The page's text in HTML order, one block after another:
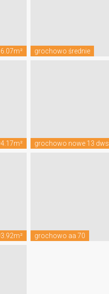
grochowo średnie
grochowo nowe 13 dws
grochowo aa 70